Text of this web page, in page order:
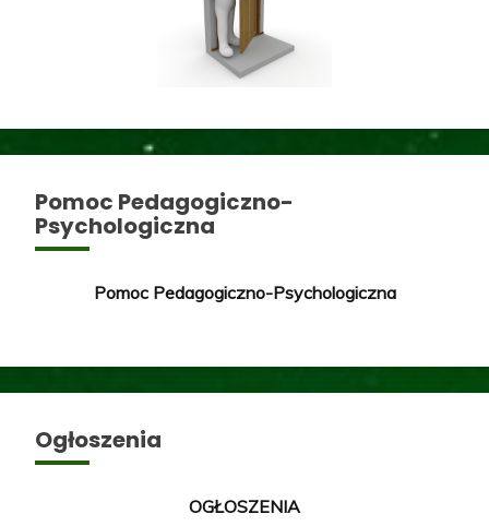
Pomoc Pedagogiczno-
Psychologiczna
Pomoc Pedagogiczno-Psychologiczna
Ogłoszenia
OGŁOSZENIA